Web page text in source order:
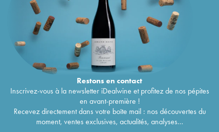
Restons encontact
Inscrivez-vous à la newsletter iDealwine et profitez de nos pépites
en avant-première !
Recevez directement dans votre boîte mail : nos découvertes du
moment, ventes exclusives, actualités, analyses...